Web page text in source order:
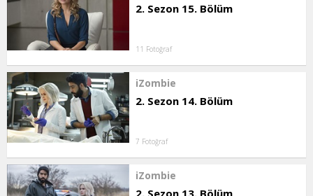
2. Sezon 15. Bölüm
11 Fotoğraf
iZombie
2. Sezon 14. Bölüm
7 Fotoğraf
iZombie
2. Sezon 13. Bölüm